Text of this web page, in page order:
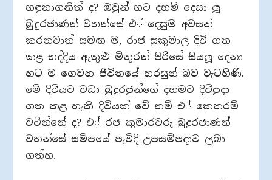
හඳුනාගනිත් ද? ඔවුන් හට දහම් දෙසා ලූ
බුදුරජාණන් වහන්සේ එ් දෙසුම අවසන්
කරනවාත් සමඟ ම, රාජ සුකුමාල දිවි ගත
කළ භද්දිය ඇතුළු මිතුරන් පිරිසේ සියලූ දෙනා
හට ම ගෙවන ජීවිතයේ හරසුන් බව වැටහිණි.
මේ දිවියට වඩා බුදුරජුන්ගේ දහමට දිවිපුදා
ගත කළ හැකි දිවියක් වේ නම් එ් කෙතරම්
වටින්නේ ද? එ් රජ කුමාරවරු බුදුරජාණන්
වහන්සේ සමීපයේ පැවිදි උපසම්පදාව ලබා
ගත්හ.